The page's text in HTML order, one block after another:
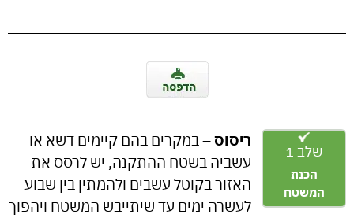
שלב 1
הכנת
המשטח
ריסוס– במקרים בהם קיימים דשא או
עשביה בשטח ההתקנה, יש לרסס את
האזור בקוטל עשבים ולהמתין בין שבוע
לעשרה ימים עד שיתייבש המשטח ויהפוך